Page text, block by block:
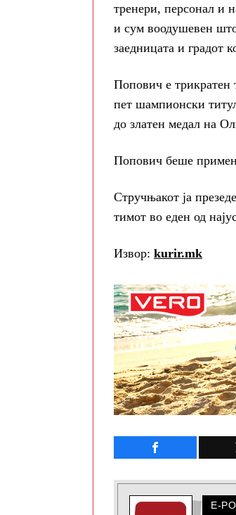
тренери, персонал и
и сум воодушевен
заедницата и градот
Попович е
пет шампионски
до златен медал на
Попович беше примен
Стручњакот ја
тимот во еден од
Извор: kurir.mk
E-